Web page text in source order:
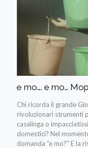
e mo…. e mo…
Chi ricorda il grande
rivoluzionari strumenti
casalinga o
domestici? Nel
domanda “e mo?” E la